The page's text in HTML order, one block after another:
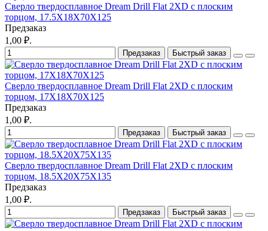
Сверло твердосплавное Dream Drill Flat 2XD с плоским
торцом, 17.5X18X70X125
Предзаказ
1,00 ₽.
Предзаказ Быстрый заказ
Сверло твердосплавное Dream Drill Flat 2XD с плоским
торцом, 17X18X70X125
Предзаказ
1,00 ₽.
Предзаказ Быстрый заказ
Сверло твердосплавное Dream Drill Flat 2XD с плоским
торцом, 18.5X20X75X135
Предзаказ
1,00 ₽.
Предзаказ Быстрый заказ